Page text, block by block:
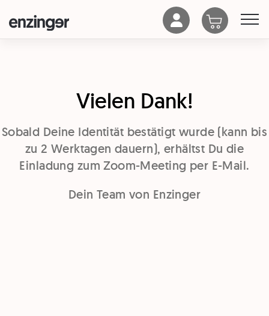
Vielen Dank!
Sobald Deine Identität bestätigt wurde (kann bis
zu 2 Werktagen dauern), erhältst Du die
Einladung zum Zoom-Meeting per E-Mail.
Dein Team von Enzinger